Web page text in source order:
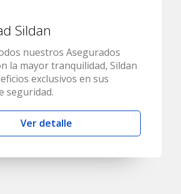
Sildan
nuestros Asegurados
la mayor tranquilidad, Sildan
exclusivos en sus
seguridad.
Ver detalle